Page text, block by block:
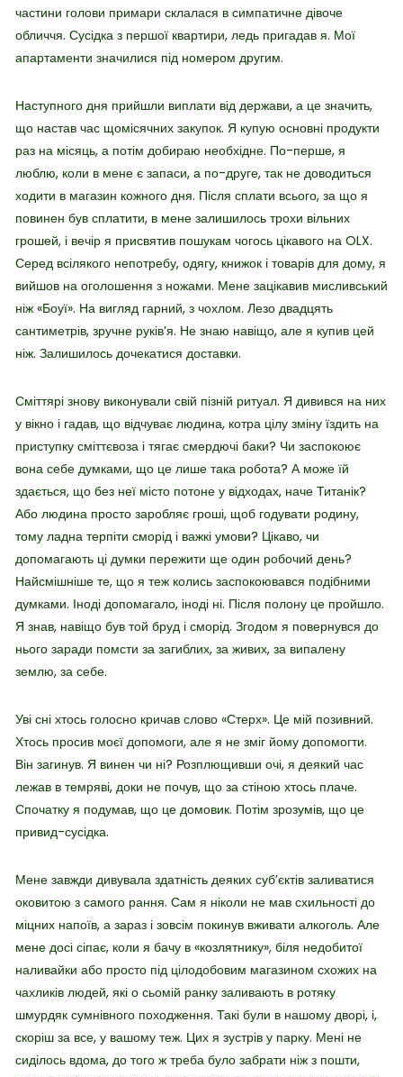
частини голови примари склалася в симпатичне дівоче
обличчя. Сусідка з першої квартири, ледь пригадав я. Мої
апартаменти значилися під номером другим.
Наступного дня прийшли виплати від держави, а це значить,
що настав час щомісячних закупок. Я купую основні продукти
раз на місяць, а потім добираю необхідне. По-перше, я
люблю, коли в мене є запаси, а по-друге, так не доводиться
ходити в магазин кожного дня. Після сплати всього, за що я
повинен був сплатити, в мене залишилось трохи вільних
грошей, і вечір я присвятив пошукам чогось цікавого на OLX.
Серед всілякого непотребу, одягу, книжок і товарів для дому, я
вийшов на оголошення з ножами. Мене зацікавив мисливський
ніж «Боуї». На вигляд гарний, з чохлом. Лезо двадцять
сантиметрів, зручне руків’я. Не знаю навіщо, але я купив цей
ніж. Залишилось дочекатися доставки.
Сміттярі знову виконували свій пізній ритуал. Я дивився на них
у вікно і гадав, що відчуває людина, котра цілу зміну їздить на
приступку сміттєвоза і тягає смердючі баки? Чи заспокоює
вона себе думками, що це лише така робота? А може їй
здається, що без неї місто потоне у відходах, наче Титанік?
Або людина просто заробляє гроші, щоб годувати родину,
тому ладна терпіти сморід і важкі умови? Цікаво, чи
допомагають ці думки пережити ще один робочий день?
Найсмішніше те, що я теж колись заспокоювався подібними
думками. Іноді допомагало, іноді ні. Після полону це пройшло.
Я знав, навіщо був той бруд і сморід. Згодом я повернувся до
нього заради помсти за загиблих, за живих, за випалену
землю, за себе.
Уві сні хтось голосно кричав слово «Стерх». Це мій позивний.
Хтось просив моєї допомоги, але я не зміг йому допомогти.
Він загинув. Я винен чи ні? Розплющивши очі, я деякий час
лежав в темряві, доки не почув, що за стіною хтось плаче.
Спочатку я подумав, що це домовик. Потім зрозумів, що це
привид-сусідка.
Мене завжди дивувала здатність деяких суб’єктів заливатися
оковитою з самого рання. Сам я ніколи не мав схильності до
міцних напоїв, а зараз і зовсім покинув вживати алкоголь. Але
мене досі сіпає, коли я бачу в «козлятнику», біля недобитої
наливайки або просто під цілодобовим магазином схожих на
чахликів людей, які о сьомій ранку заливають в ротяку
шмурдяк сумнівного походження. Такі були в нашому дворі, і,
скоріш за все, у вашому теж. Цих я зустрів у парку. Мені не
сиділось вдома, до того ж треба було забрати ніж з пошти,